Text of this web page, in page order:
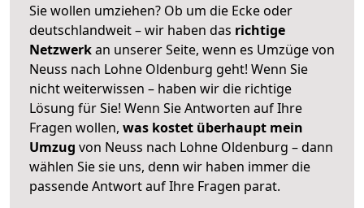
Sie wollen umziehen? Ob um die Ecke oder
deutschlandweit – wir haben das richtige
Netzwerkan unserer Seite, wenn es Umzüge von
Neuss nach Lohne Oldenburg geht! Wenn Sie
nicht weiterwissen – haben wir die richtige
Lösung für Sie! Wenn Sie Antworten auf Ihre
Fragen wollen, was kostet überhaupt mein
Umzug von Neuss nach Lohne Oldenburg – dann
wählen Sie sie uns, denn wir haben immer die
passende Antwort auf Ihre Fragen parat.